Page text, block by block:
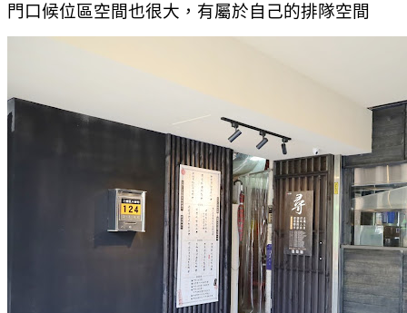
門口候位區空間也很大，有屬於自己的排隊空間